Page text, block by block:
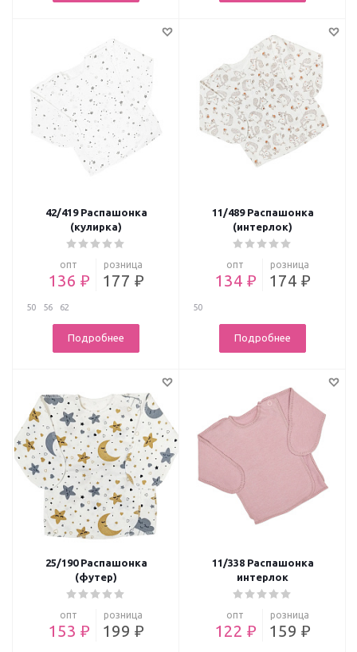
42/419 Распашонка
(кулирка)
опт
136 ₽
розница
177 ₽
50 56 62
Подробнее
11/489 Распашонка
(интерлок)
опт
134 ₽
розница
174 ₽
50
Подробнее
25/190 Распашонка
(футер)
опт
153 ₽
розница
199 ₽
11/338 Распашонка
интерлок
опт
122 ₽
розница
159 ₽